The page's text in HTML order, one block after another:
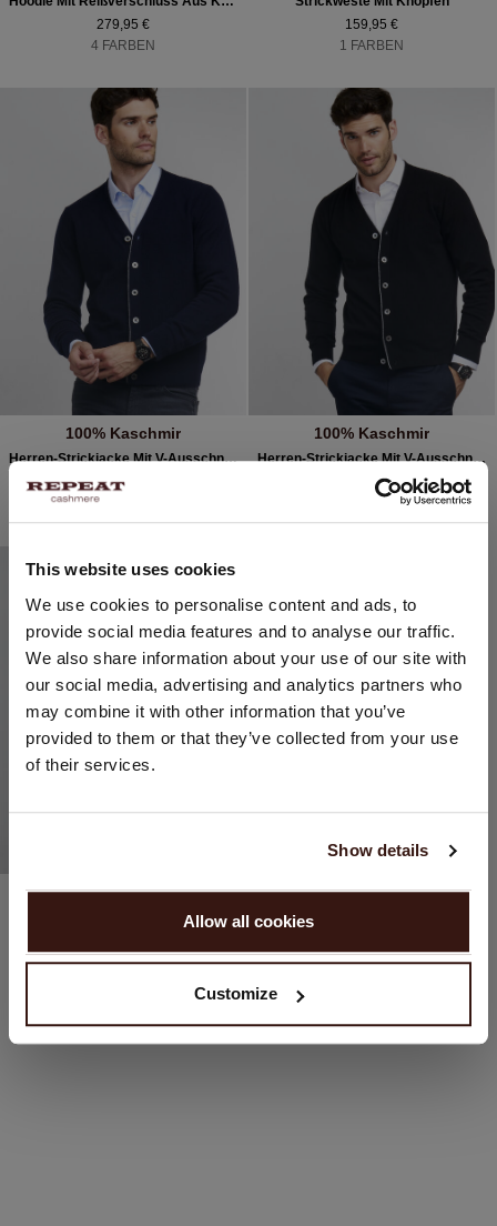
This website uses cookies
We use cookies to personalise content and ads, to
provide social media features and to analyse our traffic.
We also share information about your use of our site with
our social media, advertising and analytics partners who
may combine it with other information that you’ve
provided to them or that they’ve collected from your use
of their services.
Show details
Allow all cookies
Customize
279,95 €
4 FARBEN
159,95 €
1 FARBEN
100% Kaschmir
Herren-Strickjacke Mit V-Ausschnitt Aus Kaschmir
239,95 €
2 FARBEN
100% Kaschmir
Herren-Strickjacke Mit V-Ausschnitt Aus Kaschmir
239,95 €
2 FARBEN
100% Kaschmir
Hoodie Mit Reißverschluss Aus Kaschmir
4 FARBEN
STANDORT ÄNDERN
Sie besuchen Repeat cashmere von Niederlande (€) aus.
Möchten Sie Ihre Standort aktualisieren?
Vereinigte Staaten ($)
WEITER